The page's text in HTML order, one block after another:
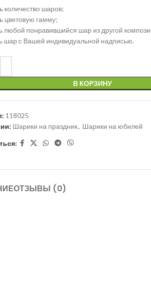
количество шаров;
цветовую гамму;
любой понравившийся шар из другой
шар с Вашей индивидуальной надписью.
В КОРЗИНУ
118025
Шарики на праздник, Шарики на юбилей
ОТЗЫВЫ (0)